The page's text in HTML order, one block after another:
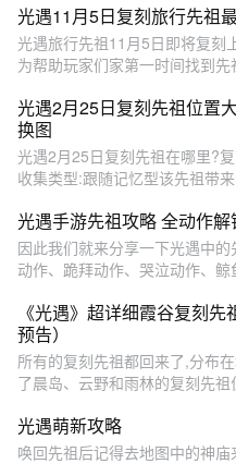
光遇11月5日复刻旅行先祖
光遇旅行先祖11月5日即将复刻
为帮助玩家们家第一时间找到
光遇2月25日复刻先祖位置
换图
光遇2月25日复刻先祖在哪里?
收集类型:跟随记忆型该先祖带
光遇手游先祖攻略 全动作
因此我们就来分享一下光遇中
动作、跪拜动作、哭泣动作、鲸
《光遇》超详细霞谷复刻
预告）
所有的复刻先祖都回来了,分布
了晨岛、云野和雨林的复刻先
光遇萌新攻略
唤回先祖后记得去地图中的神